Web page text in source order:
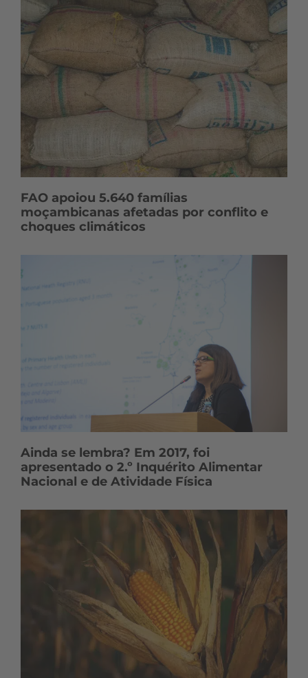
FAO apoiou 5.640 famílias
moçambicanas afetadas por conflito e
choques climáticos
Ainda se lembra? Em 2017, foi
apresentado o 2.º Inquérito Alimentar
Nacional e de Atividade Física